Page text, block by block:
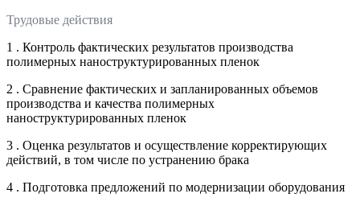
Трудовые действия
1 . Контроль фактических результатов производства
полимерных наноструктурированных пленок
2 . Сравнение фактических и запланированных объемов
производства и качества полимерных
наноструктурированных пленок
3 . Оценка результатов и осуществление корректирующих
действий, в том числе по устранению брака
4 . Подготовка предложений по модернизации оборудования